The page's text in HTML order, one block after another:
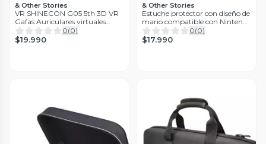
& Other Stories
VR SHINECON G05 5th 3D VR
Gafas Auriculares virtuales
Gafas digitales0(0)
$19.990
& Other Stories
Estuche protector con diseño de
mario compatible con Nintendo
Switch 2
0(0)
$17.990